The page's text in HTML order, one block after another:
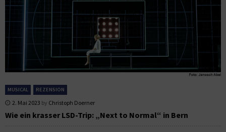
MUSICAL REZENSION
2. Mai 2023 by Christoph Doerner
Wie ein krasser LSD-Trip: „Next to Normal“ in Bern